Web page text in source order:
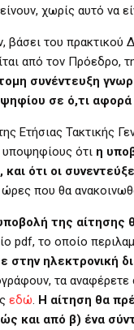
χωρίς αυτό να
βάσει του πρακτικού
από τον Πρόεδρο,
συνέντευξη
σε ό,τι
Ετήσιας Τακτικής
υποψηφίους ότι η
και ότι οι
που θα
της αίτησης
pdf, το οποίο
στην ηλεκτρονική
τα αναφέρετε
εδώ. Η αίτηση θα
και από β) ένα